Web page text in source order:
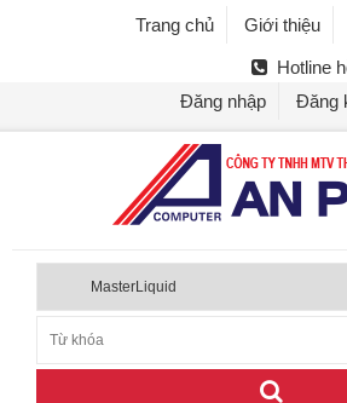
Trang chủ Giới thiệu
Hotline
Đăng nhập
Đăng